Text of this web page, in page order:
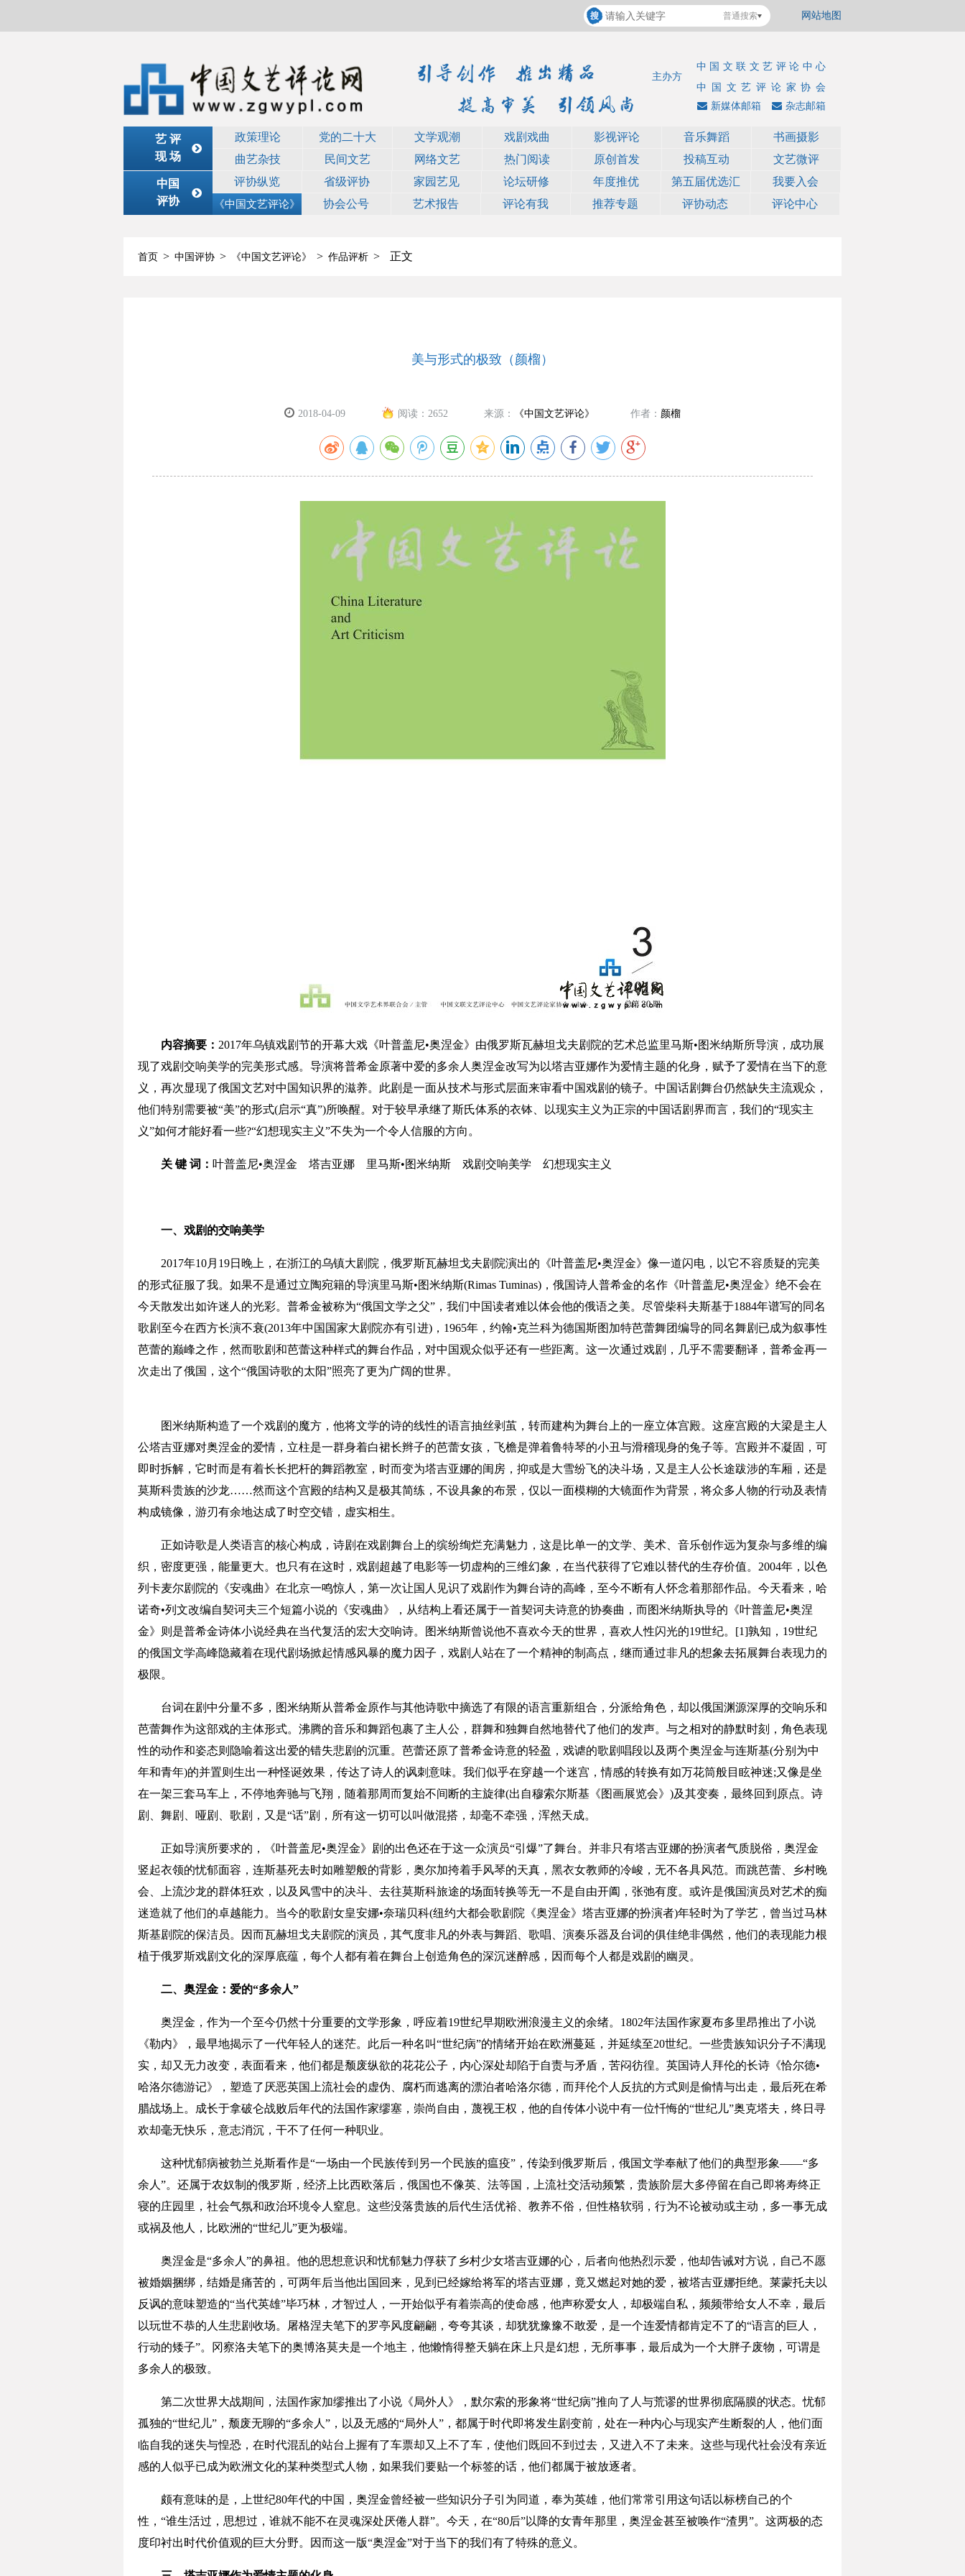
网站地图
普通搜索
中国文联文艺评论中心
中国文艺评论家协会
主办方
杂志邮箱
新媒体邮箱
艺 评
现 场
政策理论 党的二十大 文学观潮 戏剧戏曲 影视评论 音乐舞蹈
书画摄影
曲艺杂技
民间文艺 网络文艺 热门阅读 原创首发 投稿互动
文艺微评
中国
评协
评协纵览 省级评协 家园艺见 论坛研修 年度推优 第五届优选汇 我要入会
《中国文艺评论》 协会公号 艺术报告 评论有我 推荐专题 评协动态 评论中心
首页 > 中国评协 > 《中国文艺评论》 > 作品评析 > 正文
美与形式的极致（颜榴）
2018-04-09 阅读： 2652 来源： 《中国文艺评论》 作者： 颜榴
内容摘要： 2017年乌镇戏剧节的开幕大戏《叶普盖尼•奥涅金》由俄罗斯瓦赫坦戈夫剧院的艺术总监里马斯•图米纳斯所导演，成功展
现了戏剧交响美学的完美形式感。导演将普希金原著中爱的多余人奥涅金改写为以塔吉亚娜作为爱情主题的化身，赋予了爱情在当下的意
义，再次显现了俄国文艺对中国知识界的滋养。此剧是一面从技术与形式层面来审看中国戏剧的镜子。中国话剧舞台仍然缺失主流观众，
他们特别需要被“美”的形式(启示“真”)所唤醒。对于较早承继了斯氏体系的衣钵、以现实主义为正宗的中国话剧界而言，我们的“现实主
义”如何才能好看一些?“幻想现实主义”不失为一个令人信服的方向。
关 键 词： 叶普盖尼•奥涅金 塔吉亚娜 里马斯•图米纳斯 戏剧交响美学 幻想现实主义
一、戏剧的交响美学
2017年10月19日晚上，在浙江的乌镇大剧院，俄罗斯瓦赫坦戈夫剧院演出的《叶普盖尼•奥涅金》像一道闪电，以它不容质疑的完美
的形式征服了我。如果不是通过立陶宛籍的导演里马斯•图米纳斯(Rimas Tuminas)，俄国诗人普希金的名作《叶普盖尼•奥涅金》绝不会在
今天散发出如许迷人的光彩。普希金被称为“俄国文学之父”，我们中国读者难以体会他的俄语之美。尽管柴科夫斯基于1884年谱写的同名
歌剧至今在西方长演不衰(2013年中国国家大剧院亦有引进)，1965年，约翰•克兰科为德国斯图加特芭蕾舞团编导的同名舞剧已成为叙事性
芭蕾的巅峰之作，然而歌剧和芭蕾这种样式的舞台作品，对中国观众似乎还有一些距离。这一次通过戏剧，几乎不需要翻译，普希金再一
次走出了俄国，这个“俄国诗歌的太阳”照亮了更为广阔的世界。
图米纳斯构造了一个戏剧的魔方，他将文学的诗的线性的语言抽丝剥茧，转而建构为舞台上的一座立体宫殿。这座宫殿的大梁是主人
公塔吉亚娜对奥涅金的爱情，立柱是一群身着白裙长辫子的芭蕾女孩，飞檐是弹着鲁特琴的小丑与滑稽现身的兔子等。宫殿并不凝固，可
即时拆解，它时而是有着长长把杆的舞蹈教室，时而变为塔吉亚娜的闺房，抑或是大雪纷飞的决斗场，又是主人公长途跋涉的车厢，还是
莫斯科贵族的沙龙……然而这个宫殿的结构又是极其简练，不设具象的布景，仅以一面模糊的大镜面作为背景，将众多人物的行动及表情
构成镜像，游刃有余地达成了时空交错，虚实相生。
正如诗歌是人类语言的核心构成，诗剧在戏剧舞台上的缤纷绚烂充满魅力，这是比单一的文学、美术、音乐创作远为复杂与多维的编
织，密度更强，能量更大。也只有在这时，戏剧超越了电影等一切虚构的三维幻象，在当代获得了它难以替代的生存价值。2004年，以色
列卡麦尔剧院的《安魂曲》在北京一鸣惊人，第一次让国人见识了戏剧作为舞台诗的高峰，至今不断有人怀念着那部作品。今天看来，哈
诺奇•列文改编自契诃夫三个短篇小说的《安魂曲》，从结构上看还属于一首契诃夫诗意的协奏曲，而图米纳斯执导的《叶普盖尼•奥涅
金》则是普希金诗体小说经典在当代复活的宏大交响诗。图米纳斯曾说他不喜欢今天的世界，喜欢人性闪光的19世纪。[1]孰知，19世纪
的俄国文学高峰隐藏着在现代剧场掀起情感风暴的魔力因子，戏剧人站在了一个精神的制高点，继而通过非凡的想象去拓展舞台表现力的
极限。
台词在剧中分量不多，图米纳斯从普希金原作与其他诗歌中摘选了有限的语言重新组合，分派给角色，却以俄国渊源深厚的交响乐和
芭蕾舞作为这部戏的主体形式。沸腾的音乐和舞蹈包裹了主人公，群舞和独舞自然地替代了他们的发声。与之相对的静默时刻，角色表现
性的动作和姿态则隐喻着这出爱的错失悲剧的沉重。芭蕾还原了普希金诗意的轻盈，戏谑的歌剧唱段以及两个奥涅金与连斯基(分别为中
年和青年)的并置则生出一种怪诞效果，传达了诗人的讽刺意味。我们似乎在穿越一个迷宫，情感的转换有如万花筒般目眩神迷;又像是坐
在一架三套马车上，不停地奔驰与飞翔，随着那周而复始不间断的主旋律(出自穆索尔斯基《图画展览会》)及其变奏，最终回到原点。诗
剧、舞剧、哑剧、歌剧，又是“话”剧，所有这一切可以叫做混搭，却毫不牵强，浑然天成。
正如导演所要求的，《叶普盖尼•奥涅金》剧的出色还在于这一众演员“引爆”了舞台。并非只有塔吉亚娜的扮演者气质脱俗，奥涅金
竖起衣领的忧郁面容，连斯基死去时如雕塑般的背影，奥尔加挎着手风琴的天真，黑衣女教师的冷峻，无不各具风范。而跳芭蕾、乡村晚
会、上流沙龙的群体狂欢，以及风雪中的决斗、去往莫斯科旅途的场面转换等无一不是自由开阖，张弛有度。或许是俄国演员对艺术的痴
迷造就了他们的卓越能力。当今的歌剧女皇安娜•奈瑞贝科(纽约大都会歌剧院《奥涅金》塔吉亚娜的扮演者)年轻时为了学艺，曾当过马林
斯基剧院的保洁员。因而瓦赫坦戈夫剧院的演员，其气度非凡的外表与舞蹈、歌唱、演奏乐器及台词的俱佳绝非偶然，他们的表现能力根
植于俄罗斯戏剧文化的深厚底蕴，每个人都有着在舞台上创造角色的深沉迷醉感，因而每个人都是戏剧的幽灵。
二、奥涅金：爱的“多余人”
奥涅金，作为一个至今仍然十分重要的文学形象，呼应着19世纪早期欧洲浪漫主义的余绪。1802年法国作家夏布多里昂推出了小说
《勒内》，最早地揭示了一代年轻人的迷茫。此后一种名叫“世纪病”的情绪开始在欧洲蔓延，并延续至20世纪。一些贵族知识分子不满现
实，却又无力改变，表面看来，他们都是颓废纵欲的花花公子，内心深处却陷于自责与矛盾，苦闷彷徨。英国诗人拜伦的长诗《恰尔德•
哈洛尔德游记》，塑造了厌恶英国上流社会的虚伪、腐朽而逃离的漂泊者哈洛尔德，而拜伦个人反抗的方式则是偷情与出走，最后死在希
腊战场上。成长于拿破仑战败后年代的法国作家缪塞，崇尚自由，蔑视王权，他的自传体小说中有一位忏悔的“世纪儿”奥克塔夫，终日寻
欢却毫无快乐，意志消沉，干不了任何一种职业。
这种忧郁病被勃兰兑斯看作是“一场由一个民族传到另一个民族的瘟疫”，传染到俄罗斯后，俄国文学奉献了他们的典型形象——“多
余人”。还属于农奴制的俄罗斯，经济上比西欧落后，俄国也不像英、法等国，上流社交活动频繁，贵族阶层大多停留在自己即将寿终正
寝的庄园里，社会气氛和政治环境令人窒息。这些没落贵族的后代生活优裕、教养不俗，但性格软弱，行为不论被动或主动，多一事无成
或祸及他人，比欧洲的“世纪儿”更为极端。
奥涅金是“多余人”的鼻祖。他的思想意识和忧郁魅力俘获了乡村少女塔吉亚娜的心，后者向他热烈示爱，他却告诫对方说，自己不愿
被婚姻捆绑，结婚是痛苦的，可两年后当他出国回来，见到已经嫁给将军的塔吉亚娜，竟又燃起对她的爱，被塔吉亚娜拒绝。莱蒙托夫以
反讽的意味塑造的“当代英雄”毕巧林，才智过人，一开始似乎有着崇高的使命感，他声称爱女人，却极端自私，频频带给女人不幸，最后
以玩世不恭的人生悲剧收场。屠格涅夫笔下的罗亭风度翩翩，夸夸其谈，却犹犹豫豫不敢爱，是一个连爱情都肯定不了的“语言的巨人，
行动的矮子”。冈察洛夫笔下的奥博洛莫夫是一个地主，他懒惰得整天躺在床上只是幻想，无所事事，最后成为一个大胖子废物，可谓是
多余人的极致。
第二次世界大战期间，法国作家加缪推出了小说《局外人》，默尔索的形象将“世纪病”推向了人与荒谬的世界彻底隔膜的状态。忧郁
孤独的“世纪儿”，颓废无聊的“多余人”，以及无感的“局外人”，都属于时代即将发生剧变前，处在一种内心与现实产生断裂的人，他们面
临自我的迷失与惶恐，在时代混乱的站台上握有了车票却又上不了车，使他们既回不到过去，又进入不了未来。这些与现代社会没有亲近
感的人似乎已成为欧洲文化的某种类型式人物，如果我们要贴一个标签的话，他们都属于被放逐者。
颇有意味的是，上世纪80年代的中国，奥涅金曾经被一些知识分子引为同道，奉为英雄，他们常常引用这句话以标榜自己的个
性，“谁生活过，思想过，谁就不能不在灵魂深处厌倦人群”。今天，在“80后”以降的女青年那里，奥涅金甚至被唤作“渣男”。这两极的态
度印衬出时代价值观的巨大分野。因而这一版“奥涅金”对于当下的我们有了特殊的意义。